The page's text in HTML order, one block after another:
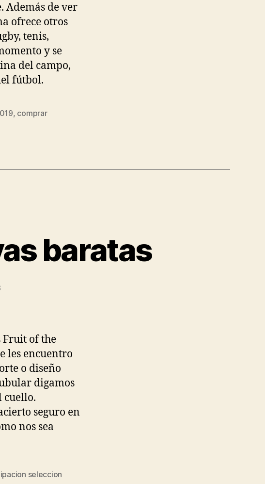
Además de ver
ofrece otros
tenis,
y se
del campo,
fútbol.
, comprar
baratas
Fruit of the
les encuentro
o diseño
digamos
cuello.
seguro en
nos sea
seleccion